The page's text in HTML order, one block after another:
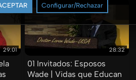
Configurar/Rechazar
29:01 28:32
01 Invitados: Esposos
Wade | Vidas que Educan